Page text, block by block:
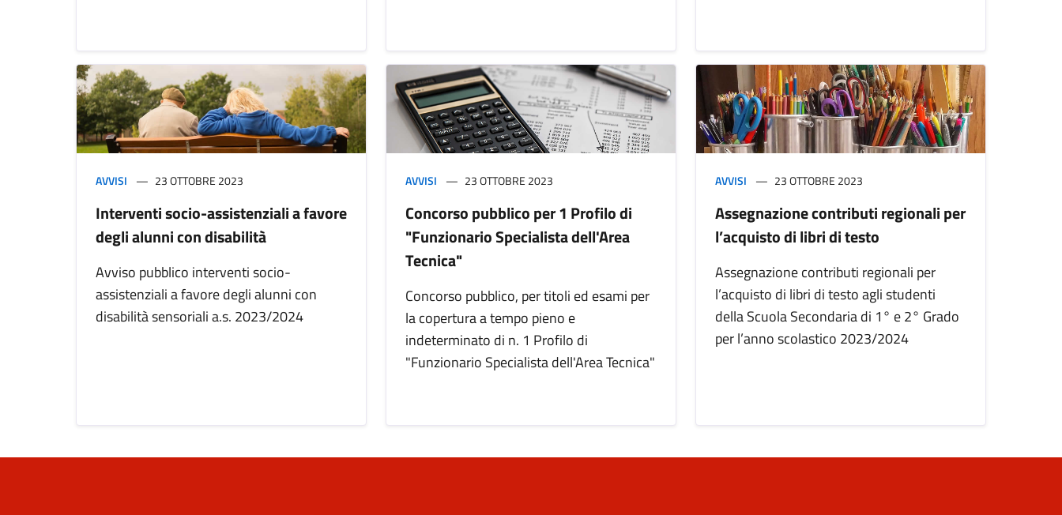
AVVISI 23 OTTOBRE 2023
Interventi socio-assistenziali a favore
degli alunni con disabilità
Avviso pubblico interventi socio-
assistenziali a favore degli alunni con
disabilità sensoriali a.s. 2023/2024
AVVISI 23 OTTOBRE 2023
Concorso pubblico per 1 Profilo di
"Funzionario Specialista dell'Area
Tecnica"
Concorso pubblico, per titoli ed esami per
la copertura a tempo pieno e
indeterminato di n. 1 Profilo di
"Funzionario Specialista dell'Area Tecnica"
AVVISI 23 OTTOBRE 2023
Assegnazione contributi regionali per
l’acquisto di libri di testo
Assegnazione contributi regionali per
l’acquisto di libri di testo agli studenti
della Scuola Secondaria di 1° e 2° Grado
per l’anno scolastico 2023/2024